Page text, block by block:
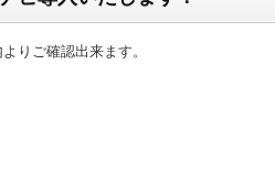
りご確認出来ます。